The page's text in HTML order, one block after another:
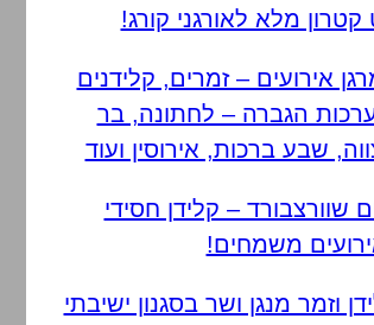
מלא לאורגני קורג!
אירועים – זמרים, קלידנים
הגברה – לחתונה, בר
שבע ברכות, אירוסין ועוד
שוורצבורד – קלידן חסידי
משמחים!
וזמר מנגן ושר בסגנון ישיבתי